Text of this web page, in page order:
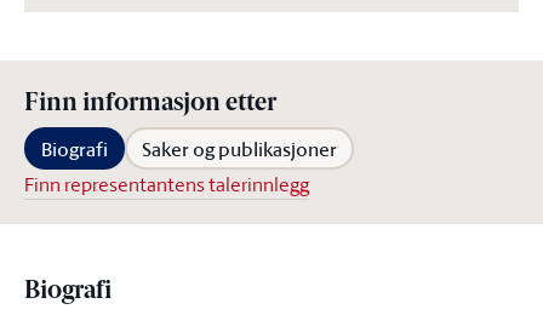
Finn informasjon etter
Biografi Saker og publikasjoner
Finn representantens talerinnlegg
Biografi